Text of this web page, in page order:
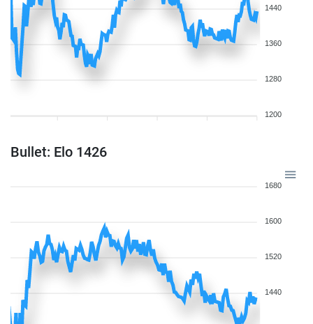
1440
1360
1280
1200
Bullet: Elo 1426
1680
1600
1520
1440